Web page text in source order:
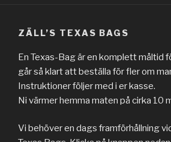
ZÄLL’S TEXAS BAGS
En Texas-Bag är en komplett måltid
går så klart att beställa för fler om
Instruktioner följer med i er kasse.
Ni värmer hemma maten på cirka 10
Vi behöver en dags framförhållning